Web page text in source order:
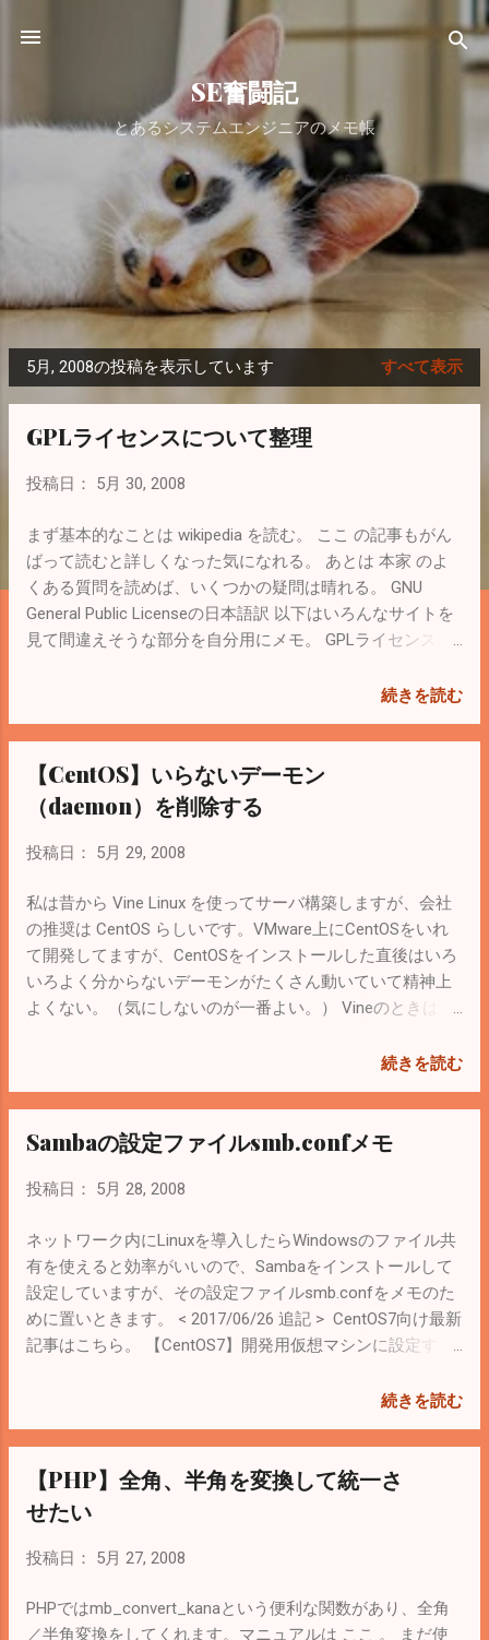
スキップしてメイン コンテンツに移動
SE奮闘記
とあるシステムエンジニアのメモ帳
投
5月, 2008の投稿を表示しています すべて表示
GPLライセンスについて整理
投稿日： 5月 30, 2008
まず基本的なことは wikipedia を読む。 ここ の記事もがん
ばって読むと詳しくなった気になれる。 あとは 本家 のよ
くある質問を読めば、いくつかの疑問は晴れる。 GNU
General Public Licenseの日本語訳 以下はいろんなサイトを
見て間違えそうな部分を自分用にメモ。 GPLライセンスの
売る）ことは可能（用途の制限がない）。 課金して売った
限をかけることができない。 ソフトを配布（頒布）する場
合はソースコードも渡さなければならない（もしくは要求
すれば渡すことを明示）。だから個人的に使用する場合は
ソースコードを公開する必要はない。誰もが手に入れる場
所にソフトを公開（頒布）したら、誰もが手に入れる場所
れば渡すことを明示）。 Webアプリケーションの場合、カ
スタマイズしてサーバにインストールして利用するだけな
ら、例えサーバが外部に公開していようとソースコードを
公開する必要はない。そのWebアプリケーションにログイ
ンするのに料金が発生しようとGPL違反にはならない。→
ンをカスタマイズして販売（納品）する場合は、いくらで
し、そのWebアプリケーションもGPLとなる。→配布（頒
布）しているから どこまでを配布（頒布）しているとみな
フトを別の環境で起動できるな状態で公開するのが配布
ている部分があったら修正します。 その他のライセンスに
ついては ここ のブログにリンク集が。 ＜2009/7/22 追記>
ライセンス条項の日本語訳をまとめたサイトがあったので
覚え書き。 OSI承認オープンソースライセンス 日本語参考
訳
続きを読む
【CentOS】いらないデーモン
（daemon）を削除する
投稿日： 5月 29, 2008
私は昔から Vine Linux を使ってサーバ構築しますが、会社
の推奨は CentOS らしいです。VMware上にCentOSをいれ
て開発してますが、CentOSをインストールした直後はいろ
いろよく分からないデーモンがたくさん動いていて精神上
よくない。（気にしないのが一番よい。） Vineのときは こ
ようとしても # chkconfig --list のあまりの多さに萎える。
が。他にも探せば出てくるかも。 ここ の人もがんばって調
べてた。 一応、自分でいらないデーモンをメモってたので
する一覧です。依存関係で他のソフトも一緒に消えること
印刷制御サービス ypbind NIS バインド情報を管理 nfs-utils
NFS を利用するためのツール群。NFS関係のdaemonが消え
る bluez-utils bluez-gnome bluez-libs bluetoothを使うため
のツール群。 dhcdbd DHCP D-BUSデーモン pcsc-lite スマー
トカードを使うためのソフト irda-utils 赤外線通信規格
連のport mapper NFSやNISを使用する場合に必要 ...
続きを読む
Sambaの設定ファイルsmb.confメモ
投稿日： 5月 28, 2008
ネットワーク内にLinuxを導入したらWindowsのファイル共
有を使えると効率がいいので、Sambaをインストールして
設定していますが、その設定ファイルsmb.confをメモのた
めに置いときます。 < 2017/06/26 追記 > CentOS7向け最新
記事はこちら。 【CentOS7】開発用仮想マシンに設定する
/etc/samba guest ok = No browseable = Yes write
list = root sambaのユーザにrootを追加 $ pdbedit -a root 追
加したらsambaを再起動 $ /etc/rc.d/init.d/smb restart その
あとWindowsからネットワーク経由でサーバにアクセス。
下に書いてあるsmb.confに上書きしてsambaを再起動。 日
まにsambaユーザが消えるので $ pdbedit –L で確認。いな
かったらもう一回rootユーザを追加。 $ pdbedit -a root
続きを読む
【PHP】全角、半角を変換して統一さ
せたい
投稿日： 5月 27, 2008
PHPではmb_convert_kanaという便利な関数があり、全角
／半角変換をしてくれます。マニュアルは ここ 。 まだ使